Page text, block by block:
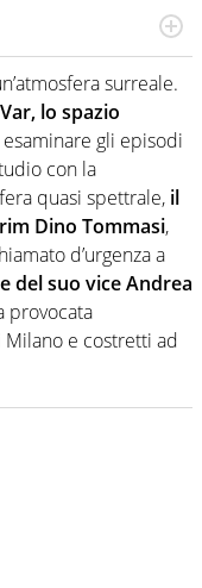
del calcio in
parte. Non si perde
del mondo delle
surreale.
lo spazio
gli episodi
con la
quasi spettrale, il
Dino Tommasi,
d’urgenza a
del suo vice Andrea
provocata
Milano e costretti ad